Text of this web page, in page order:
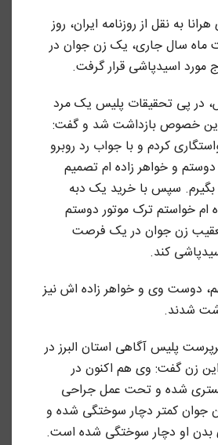
به نقل از روزنامه ایران، روز
ماه سال جاری، یک زن جوان در
مورد اسیدپاشی قرار گرفت.
در پی تحقیقات پلیس یک مرد
این خصوص بازداشت شد و گفت:
کردم و با جواب رد روبرو
و خواهر زاده ام تصمیم
بگیرم. سپس با خرید یک دبه
ام خواستم ترک موتور دوستم
زن جوان در یک فرصت
کند.
دوست وی و خواهر زاده اش نیز
شدند.
پلیس آگاهی استان البرز در
زن گفت: وی هم اکنون در
بستری شده و تحت عمل جراحی
جوان کمتر دچار سوختگی شده و
بدن او دچار سوختگی شده است.